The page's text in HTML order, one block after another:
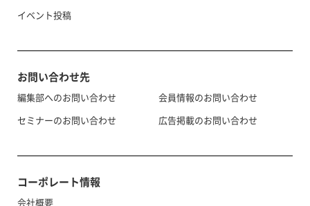
イベント投稿
お問い合わせ先
編集部へのお問い合わせ
セミナーのお問い合わせ
会員情報のお問い合わせ
広告掲載のお問い合わせ
コーポレート情報
会社概要